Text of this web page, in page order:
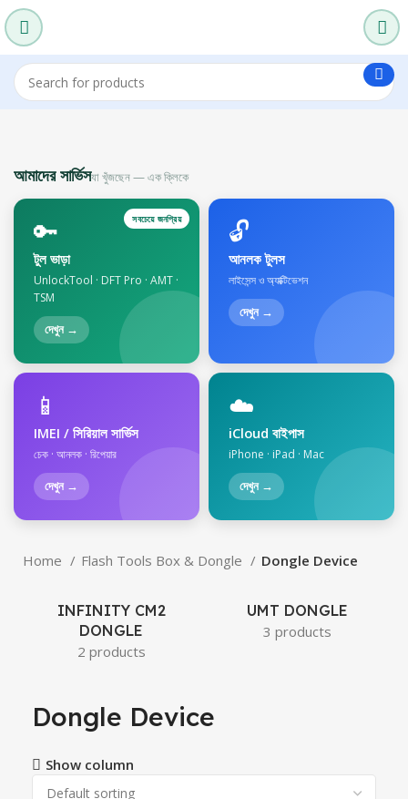
আমাদের সার্ভিসযা খুঁজছেন — এক ক্লিকে
সবচেয়ে জনপ্রিয়
🔑
টুল ভাড়া
UnlockTool · DFT Pro · AMT ·
TSM
দেখুন →
🔓
আনলক টুলস
লাইসেন্স ও অ্যাক্টিভেশন
দেখুন →
📱
IMEI / সিরিয়াল সার্ভিস
চেক · আনলক · রিপেয়ার
দেখুন →
☁️
iCloud বাইপাস
iPhone · iPad · Mac
দেখুন →
Home Flash Tools Box & Dongle Dongle Device
INFINITY CM2
DONGLE
2 products
UMT DONGLE
3 products
Dongle Device
Show column